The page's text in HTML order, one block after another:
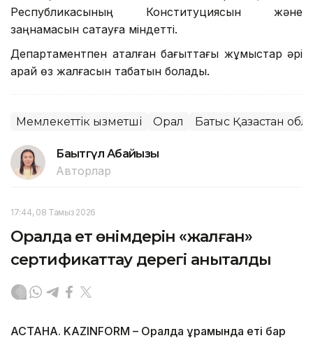
Республикасының Конституциясын және
заңнамасын сақтауға мiндеттi.
Департаментпен аталған бағыттағы жұмыстар әрі
қарай өз жалғасын табатын болады.
Мемлекеттік қызметші Орал Батыс Қазақстан
Бақытгүл Абайқызы
Авторлар
17:44, 08 Тамыз 2026
Оралда ет өнімдерін «жалған»
сертификаттау дерегі анықталды
АСТАНА. KAZINFORM – Оралда құрамында еті бар